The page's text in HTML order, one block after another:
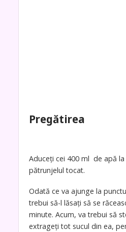
Pregătirea
Aduceți cei 400 ml de apă
pătrunjelul tocat.
Odată ce va ajunge la
trebui să-l lăsați să se
minute. Acum, va trebui să
extrageți tot sucul din ea,